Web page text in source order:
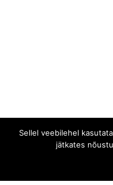
Sellel veebilehel
jätkates